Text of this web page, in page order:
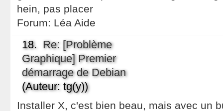
hein, pas placer
Forum: Léa Aide
18. Re: [Problème
Graphique] Premier
démarrage de Debian
(Auteur: tg(y))
Installer X, c'est bien beau, mais avec un